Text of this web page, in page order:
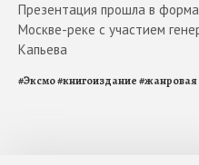
Презентация прошла в
Москве-реке с участием
Капьева
#Эксмо#книгоиздание#жанровая